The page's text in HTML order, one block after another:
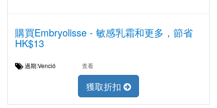
購買Embryolisse - 敏感乳霜和更多，節省
HK$13
過期:Venció 查看
獲取折扣